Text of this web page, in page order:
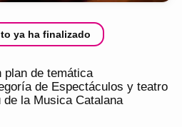
ya ha finalizado
plan de temática
de Espectáculos y teatro
la Musica Catalana